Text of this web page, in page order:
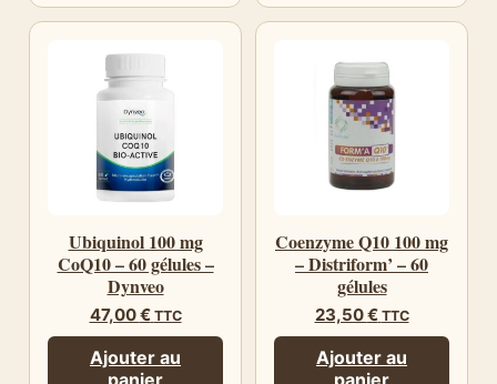
Ubiquinol 100 mg
CoQ10 – 60 gélules –
Dynveo
47,00€ TTC
Ajouter au
Coenzyme Q10 100 mg
– Distriform’ – 60
gélules
23,50€ TTC
Ajouter au